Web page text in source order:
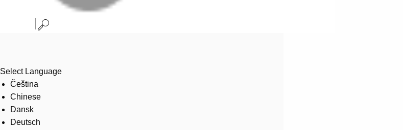
Select Language
Čeština
Chinese
Dansk
Deutsch